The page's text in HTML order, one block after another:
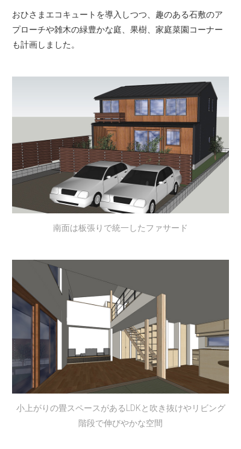
おひさまエコキュートを導入しつつ、趣のある石敷のア
プローチや雑木の緑豊かな庭、果樹、家庭菜園コーナー
も計画しました。
南面は板張りで統一したファサード
小上がりの畳スペースがあるLDKと吹き抜けやリビング
階段で伸びやかな空間